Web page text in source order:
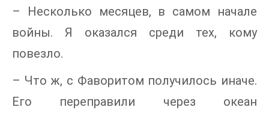
– Несколько месяцев, в самом начале
войны. Я оказался среди тех, кому
повезло.
– Что ж, с Фаворитом получилось иначе.
Его переправили через океан